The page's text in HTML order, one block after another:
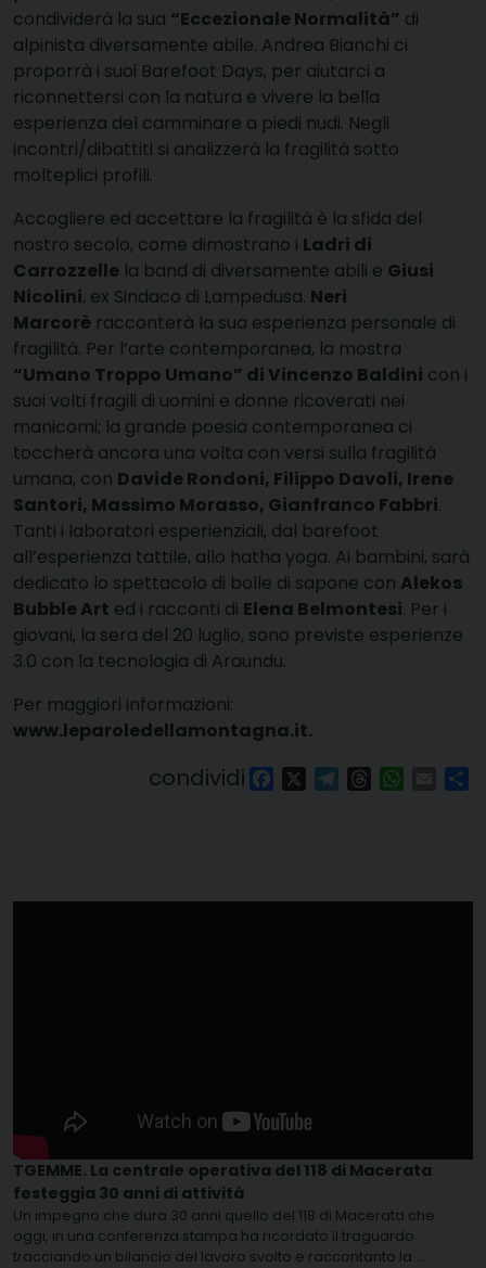
condividerà la sua “Eccezionale Normalità” di
alpinista diversamente abile. Andrea Bianchi ci
proporrà i suoi Barefoot Days, per aiutarci a
riconnettersi con la natura e vivere la bella
esperienza del camminare a piedi nudi. Negli
incontri/dibattiti si analizzerà la fragilità sotto
molteplici profili.
Accogliere ed accettare la fragilità è la sfida del
nostro secolo, come dimostrano i Ladri di
Carrozzelle la band di diversamente abili e Giusi
Nicolini, ex Sindaco di Lampedusa. Neri
Marcorè racconterà la sua esperienza personale di
fragilità. Per l’arte contemporanea, la mostra
“Umano Troppo Umano” di Vincenzo Baldini con i
suoi volti fragili di uomini e donne ricoverati nei
manicomi; la grande poesia contemporanea ci
toccherà ancora una volta con versi sulla fragilità
umana, con Davide Rondoni, Filippo Davoli, Irene
Santori, Massimo Morasso, Gianfranco Fabbri.
Tanti i laboratori esperienziali, dal barefoot
all’esperienza tattile, allo hatha yoga. Ai bambini, sarà
dedicato lo spettacolo di bolle di sapone con Alekos
Bubble Art ed i racconti di Elena Belmontesi. Per i
giovani, la sera del 20 luglio, sono previste esperienze
3.0 con la tecnologia di Araundu.
Per maggiori informazioni:
www.leparoledellamontagna.it.
condividi FacebookTelegram
Threads Email
TGEMME. La centrale operativa del 118 di Macerata
festeggia 30 anni di attività
Un impegno che dura 30 anni quello del 118 di Macerata che
oggi, in una conferenza stampa ha ricordato il traguardo
tracciando un bilancio del lavoro svolto e raccontanto la ...